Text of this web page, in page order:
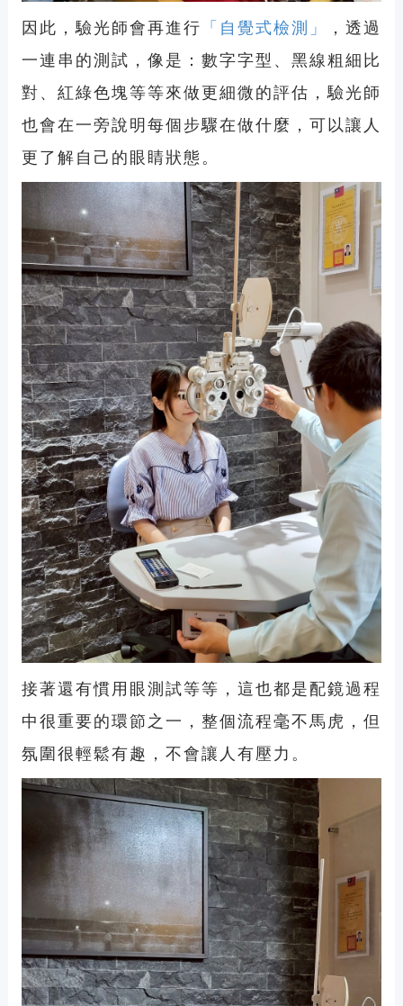
因此，驗光師會再進行 「自覺式檢測」
，透過
一連串的測試，像是：數字字型、黑線粗細比
對、紅綠色塊等等來做更細微的評估，驗光師
也會在一旁說明每個步驟在做什麼，可以讓人
更了解自己的眼睛狀態。
接著還有慣用眼測試等等，這也都是配鏡過程
中很重要的環節之一，整個流程毫不馬虎，但
氛圍很輕鬆有趣，不會讓人有壓力。